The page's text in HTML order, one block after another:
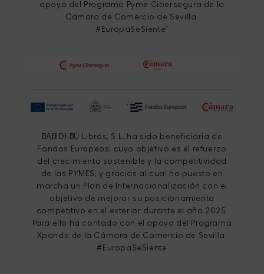
apoyo del Programa Pyme Cibersegura de la
Cámara de Comercio de Sevilla.
#EuropaSeSiente”
BABIDI-BÚ Libros, S.L. ha sido beneficiaria de
Fondos Europeos, cuyo objetivo es el refuerzo
del crecimiento sostenible y la competitividad
de las PYMES, y gracias al cual ha puesto en
marcha un Plan de Internacionalización con el
objetivo de mejorar su posicionamiento
competitivo en el exterior durante el año 2025.
Para ello ha contado con el apoyo del Programa
Xpande de la Cámara de Comercio de Sevilla.
#EuropaSeSiente